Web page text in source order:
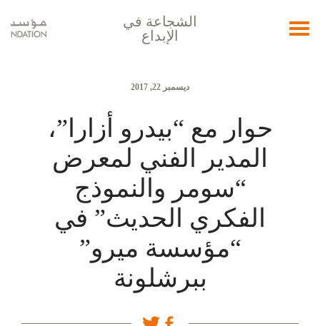
الشجاعة في
الإبداع
Toggle
ديسمبر 22, 2017
حوار مع “بيدرو أزارا”،
المدير الفني لمعرض
“سومر والنموذج
الفكري الحديث” في
“مؤسسة ميرو”
ببرشلونة